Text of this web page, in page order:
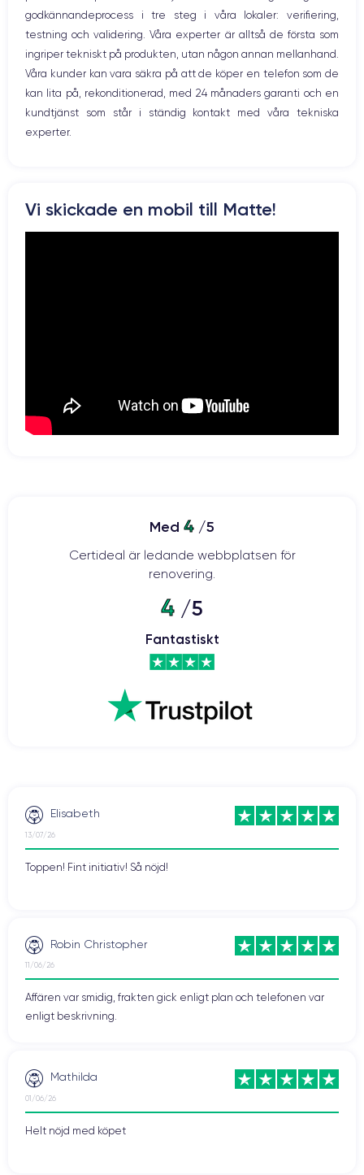
12 MP 7 MP
Résolution vidéo
4K - 3840x2160px
Recharge rapide
Non
Batterie Dual SIM
Pour en savoir plus, vous pouvez consulter lafiche technique de
Prise USB
godkännandeprocess i tre steg i våra lokaler: verifiering,
testning och validering. Våra experter är alltså de första som
ingriper tekniskt på produkten, utan någon annan mellanhand.
Våra kunder kan vara säkra på att de köper en telefon som de
kan lita på, rekonditionerad, med 24 månaders garanti och en
kundtjänst som står i ständig kontakt med våra tekniska
experter.
Vi skickade en mobil till Matte!
Med 4 /5
Certideal är ledande webbplatsen för
renovering.
4 /5
Fantastiskt
Elisabeth
13/07/26
Toppen! Fint initiativ! Så nöjd!
Robin Christopher
11/06/26
Affären var smidig, frakten gick enligt plan och telefonen var
enligt beskrivning.
Mathilda
01/06/26
Helt nöjd med köpet